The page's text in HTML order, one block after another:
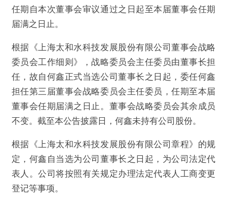
任期自本次董事会审议通过之日起至本届董事会任期
届满之日止。
根据《上海太和水科技发展股份有限公司董事会战略
委员会工作细则》，战略委员会主任委员由董事长担
任，故自何鑫正式当选公司董事长之日起，委任何鑫
担任第三届董事会战略委员会主任委员，任期至本届
董事会任期届满之日止。董事会战略委员会其余成员
不变。截至本公告披露日，何鑫未持有公司股份。
根据《上海太和水科技发展股份有限公司章程》的规
定，何鑫自当选为公司董事长之日起，为公司法定代
表人。公司将按照有关规定办理法定代表人工商变更
登记等事项。